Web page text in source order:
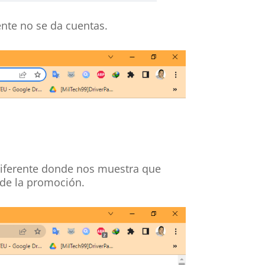
no se da cuentas.
donde nos muestra que
la promoción.